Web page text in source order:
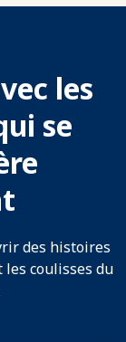
les
se
des histoires
coulisses du